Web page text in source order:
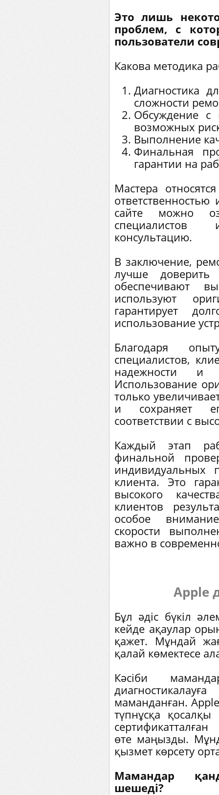
Это лишь
проблем, с
пользователи
Какова методика
Диагностика
сложности
Обсуждение с
возможных
Выполнение
Финальная
гарантии на
Мастера
сайте можно
консультацию.
В заключение,
лучше доверить
обеспечивают
используют
гарантирует
использование
Благодаря
специалистов,
надежности и
Использование
только
и сохраняет
соответствии с
Каждый этап
финальной
индивидуальных
клиента. Это
высокого
клиентов
особое
скорости
важно в
Apple
Бұл әдіс бүкіл
кейде ақаулар
қажет. Мұндай
қалай көмектесе
Кәсіби
маманданған. Apple
түпнұсқа
өте маңызды.
қызмет көрсету
Мамандар
шешеді?